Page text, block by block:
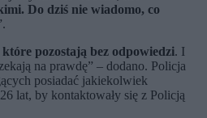
Do dziś nie wiadomo, co
pozostają bez odpowiedzi. I
na prawdę” – dodano. Policja
posiadać jakiekolwiek
lat, by kontaktowały się z Policją